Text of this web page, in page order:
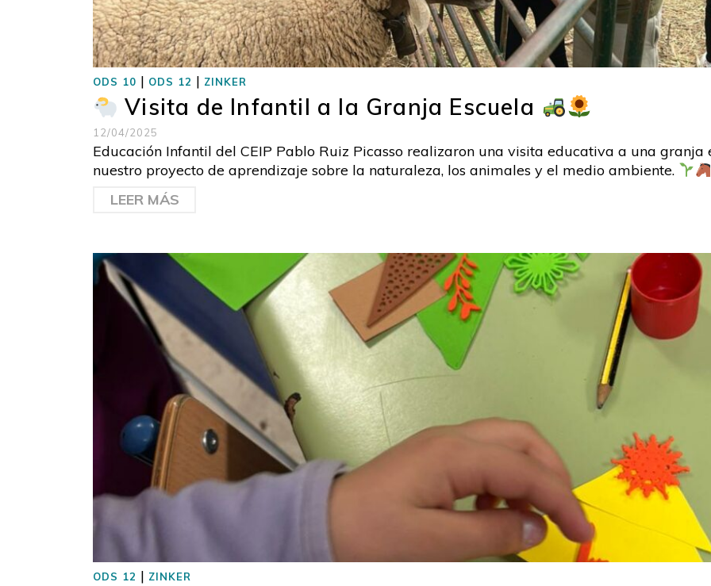
ODS 10 | ODS 12 | ZINKER
Visita de Infantil a la Granja Escuela
12/04/2025
Educación Infantil del CEIP Pablo Ruiz Picasso realizaron una visita educativa a una
nuestro proyecto de aprendizaje sobre la naturaleza, los animales y el medio ambiente.
LEER MÁS
ODS 12 | ZINKER